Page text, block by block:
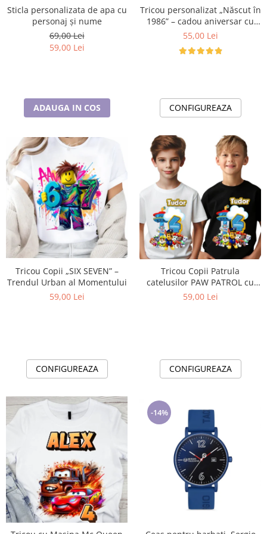
Cadouri pentru Doctori
Cadouri pentru Sfânta Maria
Sticla personalizata de apa cu
personaj și nume
69,00 Lei
59,00 Lei
ADAUGA IN COS
Tricou personalizat „Născut în
1986” – cadou aniversar cu
mesaj amuzant
55,00 Lei
CONFIGUREAZA
Tricou Copii „SIX SEVEN” –
Trendul Urban al Momentului
59,00 Lei
CONFIGUREAZA
Tricou Copii Patrula
catelusilor PAW PATROL cu
Cifră Aniversară | Cadou
59,00 Lei
CONFIGUREAZA
-14%